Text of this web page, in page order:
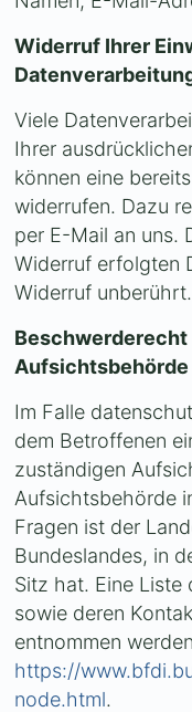
Widerruf Ihrer
Viele
Ihrer
können eine
widerrufen. Dazu
per E-Mail an uns.
Widerruf erfolgten
Widerruf unberührt.
Aufsichtsbehörde
Im Falle
dem Betroffenen
zuständigen
Aufsichtsbehörde
Fragen ist der
Bundeslandes, in
Sitz hat. Eine
sowie deren
entnommen
https://
node.html.